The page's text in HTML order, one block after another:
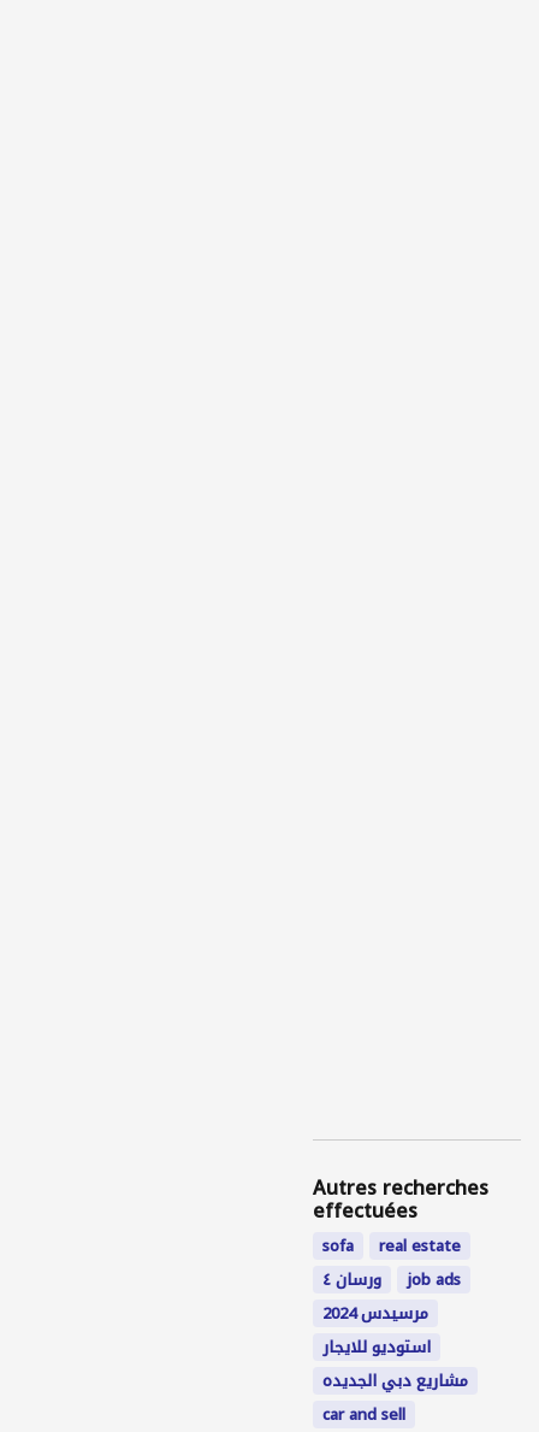
Autres recherches
effectuées
sofa
real estate
ورسان ٤
job ads
مرسيدس 2024
استوديو للايجار
مشاريع دبي الجديده
car and sell